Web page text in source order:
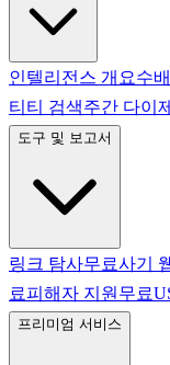
인텔리전스 개요수
티티 검색주간 다이
도구 및 보고서
링크 탐사무료사기
료피해자 지원 무료
프리미엄 서비스